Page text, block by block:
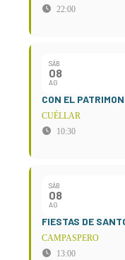
22:00
SÁB
08
AG
CON EL
CUÉLLAR
10:30
SÁB
08
AG
FIESTAS DE
CAMPASPERO
13:00